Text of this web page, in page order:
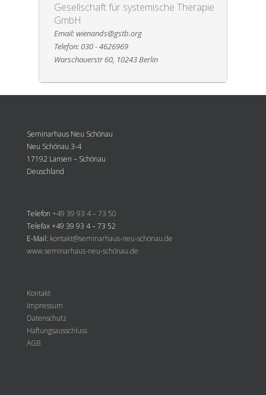
Gesellschaft für systemische Therapie
GmbH
Email: wienands@gstb.org
Telefon: 030 - 4626969
Warschauerstr 60, 10243 Berlin
Seminarhaus Neu Schönau
Neu Schönau 3-4
17192 Lansen – Schönau
Deuschland
Telefon +49 39 93 4 – 73 50
Telefax +49 39 93 4 – 73 52
E-Mail: kontakt@seminarhaus-neu-schönau.de
www.seminarhaus-neu-schönau.de
Kontakt
Impressum
Datenschutz
Haftungsausschluss
AGB